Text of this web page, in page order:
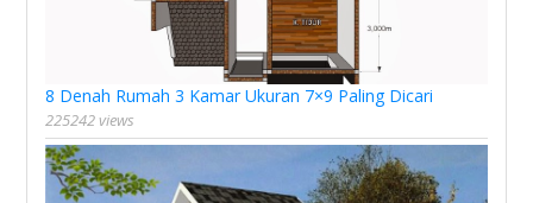
8 Denah Rumah 3 Kamar Ukuran 7×9 Paling Dicari
225242 views